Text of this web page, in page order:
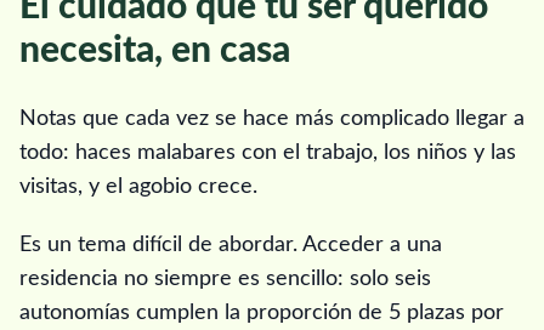
El cuidado que tu ser querido
necesita, en casa
Notas que cada vez se hace más complicado llegar a
todo: haces malabares con el trabajo, los niños y las
visitas, y el agobio crece.
Es un tema difícil de abordar. Acceder a una
residencia no siempre es sencillo: solo seis
autonomías cumplen la proporción de 5 plazas por